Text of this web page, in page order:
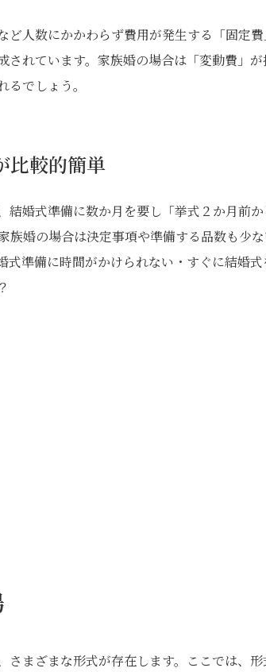
ど人数にかかわらず費用が発生する「固定
されています。家族婚の場合は「変動費」
でしょう。
比較的簡単
結婚式準備に数か月を要し「挙式２か月前
族婚の場合は決定事項や準備する品数も少
式準備に時間がかけられない・すぐに結婚
さまざまな形式が存在します。ここでは、形